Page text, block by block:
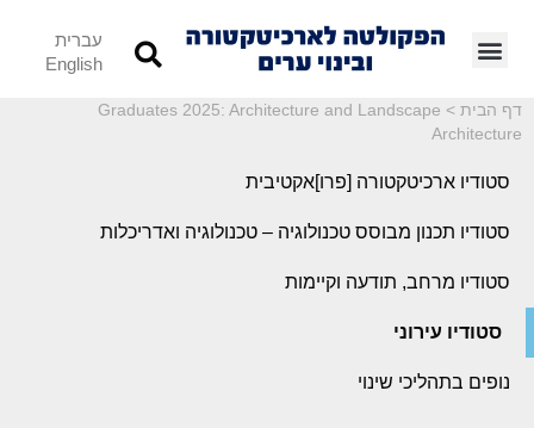
עברית
English
דף הבית >
Graduates 2025: Architecture and Landscape
Architecture
סטודיו ארכיטקטורה [פרו]אקטיבית
סטודיו תכנון מבוסס טכנולוגיה – טכנולוגיה ואדריכלות
סטודיו מרחב, תודעה וקיימות
סטודיו עירוני
נופים בתהליכי שינוי